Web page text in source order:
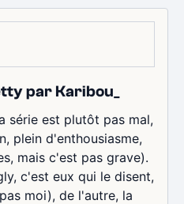
par Karibou_
série est plutôt pas mal,
plein d'enthousiasme,
mais c'est pas grave).
c'est eux qui le disent,
moi), de l'autre, la